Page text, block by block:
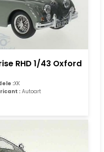
RHD 1/43 Oxford
:XK
:Autoart